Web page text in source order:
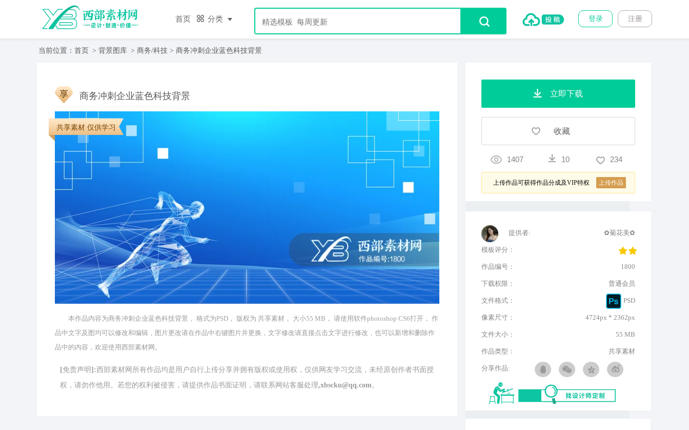
首页 分类 注册
登录
当前位置： 首页 > 背景图库 > 商务/科技 > 商务冲刺企业蓝色科技背景
共享素材 仅供学习
商务冲刺企业蓝色科技背景
本作品内容为商务冲刺企业蓝色科技背景， 格式为PSD， 版权为 共享素材， 大小55 MB， 请使用软件photoshop CS6打开， 作
品中文字及图均可以修改和编辑，图片更改请在作品中右键图片并更换，文字修改请直接点击文字进行修改，也可以新增和删除作
品中的内容，欢迎使用西部素材网。
[免责声明]:西部素材网所有作品均是用户自行上传分享并拥有版权或使用权，仅供网友学习交流，未经原创作者书面授
权，请勿作他用。若您的权利被侵害，请提供作品书面证明，请联系网站客服处理,xbscku@qq.com。
立即下载
收藏
1407 10 234
上传作品可获得作品分成及VIP特权 上传作品
提供者: ✿菊花美✿
模板评分：
作品编号： 1800
下载权限： 普通会员
文件格式： PSD
像素尺寸： 4724px * 2362px
文件大小： 55 MB
作品类型： 共享素材
分享作品: